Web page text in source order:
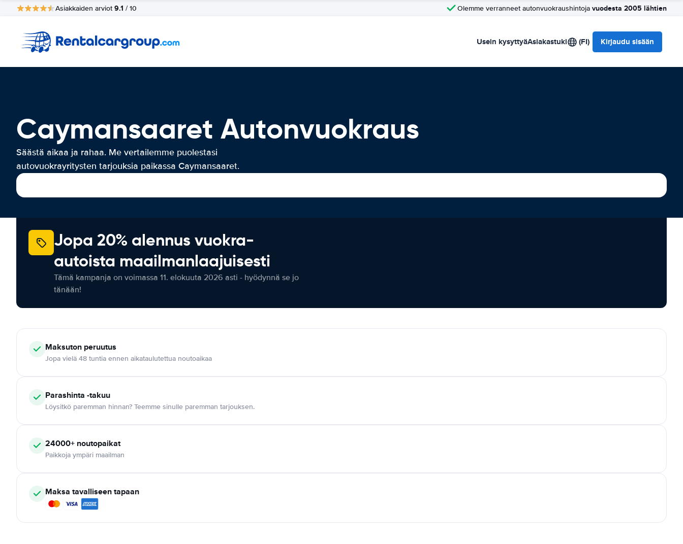
Asiakkaiden arviot 9.1 / 10 Olemme verranneet autonvuokraushintoja vuodesta 2005 lähtien
Usein kysyttyäAsiakastuki (FI) Kirjaudu sisään
Caymansaaret Autonvuokraus
Säästä aikaa ja rahaa. Me vertailemme puolestasi
autovuokrayritysten tarjouksia paikassa Caymansaaret.
Jopa 20% alennus vuokra-
autoista maailmanlaajuisesti
Tämä kampanja on voimassa 11. elokuuta 2026 asti - hyödynnä se jo
tänään!
Maksuton peruutus
Jopa vielä 48 tuntia ennen aikataulutettua noutoaikaa
Parashinta -takuu
Löysitkö paremman hinnan? Teemme sinulle paremman tarjouksen.
24000+ noutopaikat
Paikkoja ympäri maailman
Maksa tavalliseen tapaan